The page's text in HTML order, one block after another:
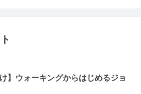
】ウォーキングからはじめるジョ